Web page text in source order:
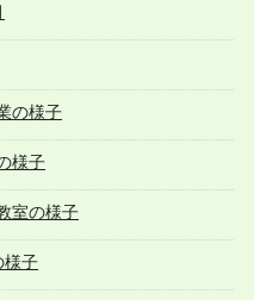
の様子
様子
室の様子
様子